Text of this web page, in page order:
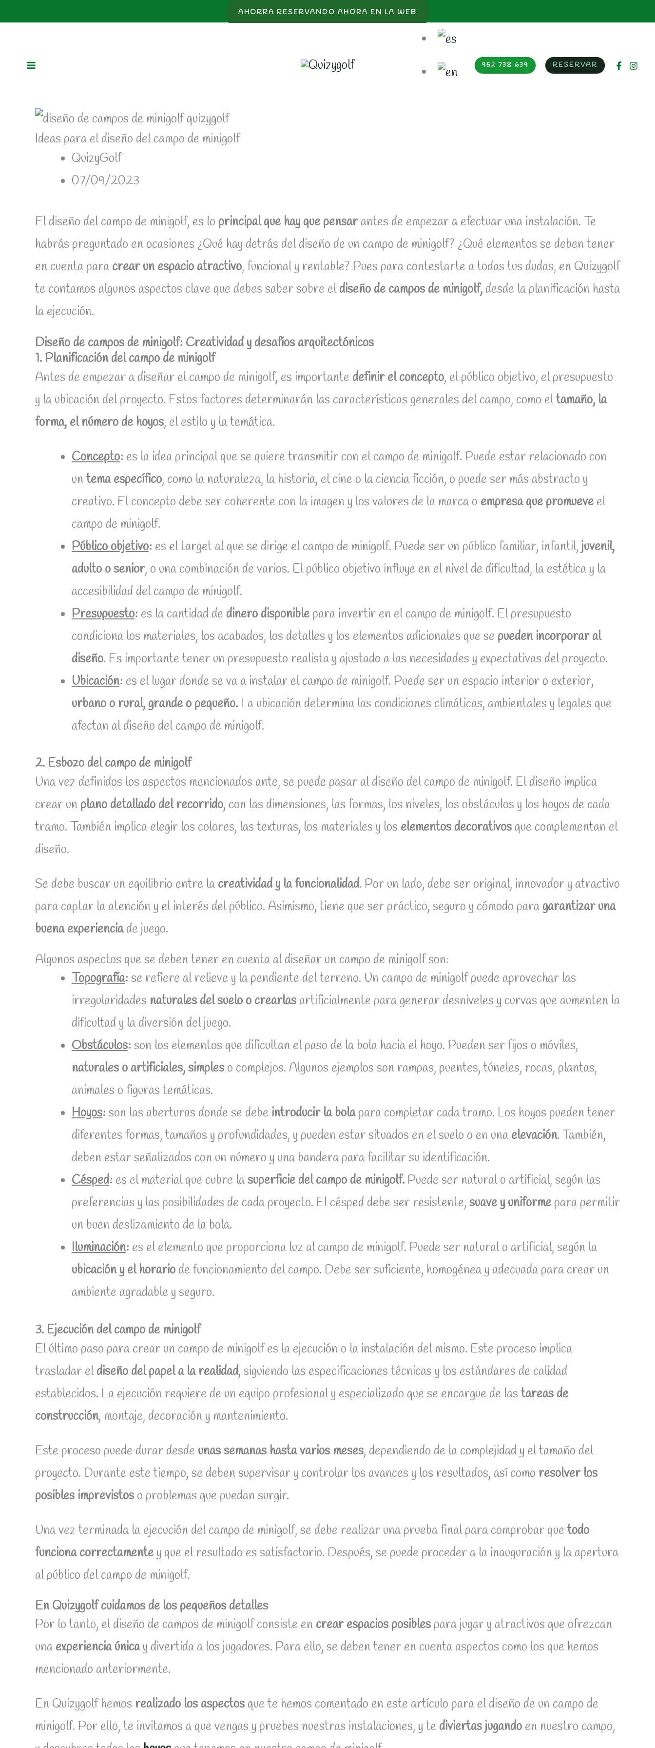
AHORRA RESERVANDO AHORA EN LA WEB
952 738 639 RESERVAR
Ideas para el diseño del campo de minigolf
QuizyGolf
07/09/2023
El diseño del campo de minigolf, es lo principal que hay que pensarantes de empezar a efectuar una instalación. Te
habrás preguntado en ocasiones ¿Qué hay detrás del diseño de un campo de minigolf? ¿Qué elementos se deben tener
en cuenta para crear un espacio atractivo, funcional y rentable? Pues para contestarte a todas tus dudas, en Quizygolf
te contamos algunos aspectos clave que debes saber sobre eldiseño de campos de minigolf, desde la planificación hasta
la ejecución.
Diseño de campos de minigolf: Creatividad y desafíos arquitectónicos
1. Planificación del campo de minigolf
Antes de empezar a diseñar el campo de minigolf, es importante definir el concepto, el público objetivo, el presupuesto
y la ubicación del proyecto. Estos factores determinarán las características generales del campo, como eltamaño, la
forma, el número de hoyos, el estilo y la temática.
Concepto: es la idea principal que se quiere transmitir con el campo de minigolf. Puede estar relacionado con
untema específico, como la naturaleza, la historia, el cine o la ciencia ficción, o puede ser más abstracto y
creativo. El concepto debe ser coherente con la imagen y los valores de la marca o empresa que promueve el
campo de minigolf.
Público objetivo: es el target al que se dirige el campo de minigolf. Puede ser un público familiar, infantil, juvenil,
adulto o senior, o una combinación de varios. El público objetivo influye en el nivel de dificultad, la estética y la
accesibilidad del campo de minigolf.
Presupuesto: es la cantidad de dinero disponible para invertir en el campo de minigolf. El presupuesto
condiciona los materiales, los acabados, los detalles y los elementos adicionales que se pueden incorporar al
diseño. Es importante tener un presupuesto realista y ajustado a las necesidades y expectativas del proyecto.
Ubicación: es el lugar donde se va a instalar el campo de minigolf. Puede ser un espacio interior o exterior,
urbano o rural, grande o pequeño. La ubicación determina las condiciones climáticas, ambientales y legales que
afectan al diseño del campo de minigolf.
2. Esbozo del campo de minigolf
Una vez definidos los aspectos mencionados ante, se puede pasar al diseño del campo de minigolf. El diseño implica
crear un plano detallado del recorrido, con las dimensiones, las formas, los niveles, los obstáculos y los hoyos de cada
tramo. También implica elegir los colores, las texturas, los materiales y los elementos decorativos que complementan el
diseño.
Se debe buscar un equilibrio entre la creatividad y la funcionalidad. Por un lado, debe ser original, innovador y atractivo
para captar la atención y el interés del público. Asimismo, tiene que ser práctico, seguro y cómodo para garantizar una
buena experienciade juego.
Algunos aspectos que se deben tener en cuenta al diseñar un campo de minigolf son:
Topografía: se refiere al relieve y la pendiente del terreno. Un campo de minigolf puede aprovechar las
irregularidades naturales del suelo o crearlas artificialmente para generar desniveles y curvas que aumenten la
dificultad y la diversión del juego.
Obstáculos: son los elementos que dificultan el paso de la bola hacia el hoyo. Pueden ser fijos o móviles,
naturales o artificiales, simples o complejos. Algunos ejemplos son rampas, puentes, túneles, rocas, plantas,
animales o figuras temáticas.
Hoyos: son las aberturas donde se debe introducir la bolapara completar cada tramo. Los hoyos pueden tener
diferentes formas, tamaños y profundidades, y pueden estar situados en el suelo o en una elevación. También,
deben estar señalizados con un número y una bandera para facilitar su identificación.
Césped: es el material que cubre lasuperficie del campo de minigolf. Puede ser natural o artificial, según las
preferencias y las posibilidades de cada proyecto. El césped debe ser resistente, suave y uniforme para permitir
un buen deslizamiento de la bola.
Iluminación: es el elemento que proporciona luz al campo de minigolf. Puede ser natural o artificial, según la
ubicación y el horario de funcionamiento del campo. Debe ser suficiente, homogénea y adecuada para crear un
ambiente agradable y seguro.
3. Ejecución del campo de minigolf
El último paso para crear un campo de minigolf es la ejecución o la instalación del mismo. Este proceso implica
trasladar eldiseño del papel a la realidad, siguiendo las especificaciones técnicas y los estándares de calidad
establecidos. La ejecución requiere de un equipo profesional y especializado que se encargue de lastareas de
construcción, montaje, decoración y mantenimiento.
Este proceso puede durar desde unas semanas hasta varios meses, dependiendo de la complejidad y el tamaño del
proyecto. Durante este tiempo, se deben supervisar y controlar los avances y los resultados, así como resolver los
posibles imprevistos o problemas que puedan surgir.
Una vez terminada la ejecución del campo de minigolf, se debe realizar una prueba final para comprobar quetodo
funciona correctamente y que el resultado es satisfactorio. Después, se puede proceder a la inauguración y la apertura
al público del campo de minigolf.
En Quizygolf cuidamos de los pequeños detalles
Por lo tanto, el diseño de campos de minigolf consiste en crear espacios posibles para jugar y atractivos que ofrezcan
una experiencia únicay divertida a los jugadores. Para ello, se deben tener en cuenta aspectos como los que hemos
mencionado anteriormente.
En Quizygolf hemos realizado los aspectos que te hemos comentado en este artículo para el diseño de un campo de
minigolf. Por ello, te invitamos a que vengas y pruebes nuestras instalaciones, y te diviertas jugando en nuestro campo,